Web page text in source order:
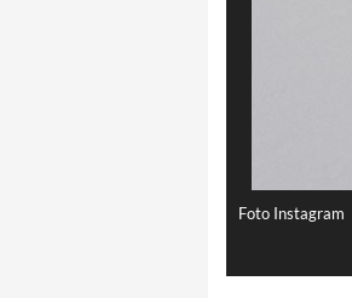
Foto Instagram